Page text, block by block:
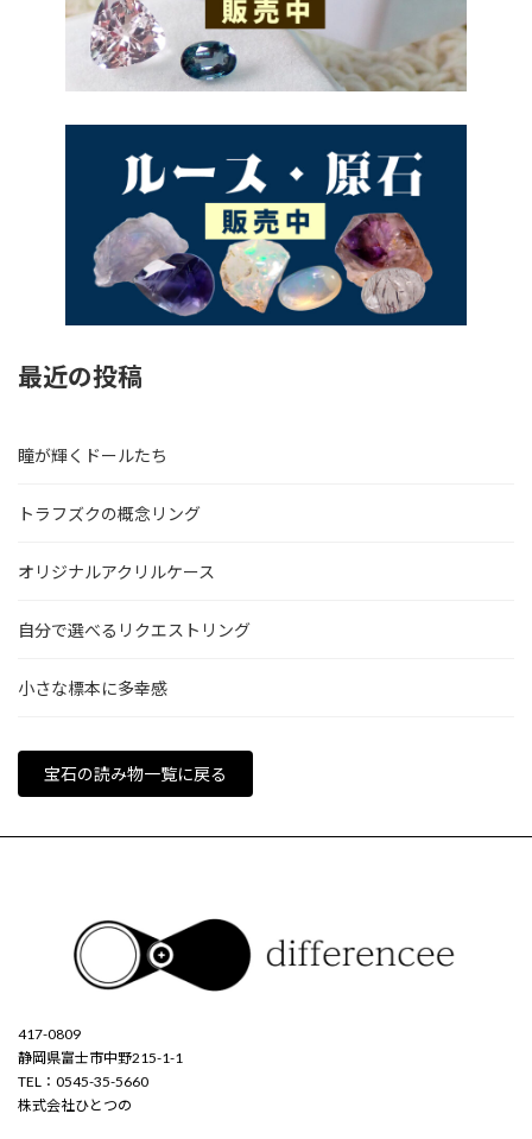
最近の投稿
瞳が輝くドールたち
トラフズクの概念リング
オリジナルアクリルケース
自分で選べるリクエストリング
小さな標本に多幸感
宝石の読み物一覧に戻る
417-0809
静岡県富士市中野215-1-1
TEL：0545-35-5660
株式会社ひとつの